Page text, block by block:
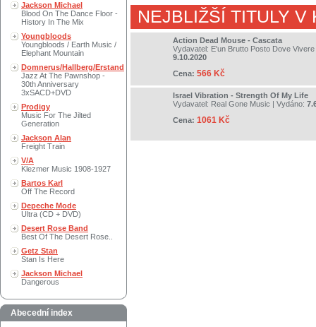
Jackson Michael
Blood On The Dance Floor -
History In The Mix
Youngbloods
Youngbloods / Earth Music /
Elephant Mountain
Domnerus/Hallberg/Erstand
Jazz At The Pawnshop -
30th Anniversary
3xSACD+DVD
Prodigy
Music For The Jilted
Generation
Jackson Alan
Freight Train
V/A
Klezmer Music 1908-1927
Bartos Karl
Off The Record
Depeche Mode
Ultra (CD + DVD)
Desert Rose Band
Best Of The Desert Rose..
Getz Stan
Stan Is Here
Jackson Michael
Dangerous
Abecední index
NEJBLIŽŠÍ TITULY V
Action Dead Mouse - Cascata
Vydavatel: E'un Brutto Posto Dove Vivere
9.10.2020
Cena: 566 Kč
Israel Vibration - Strength Of My Life
Vydavatel: Real Gone Music | Vydáno:
Cena: 1061 Kč